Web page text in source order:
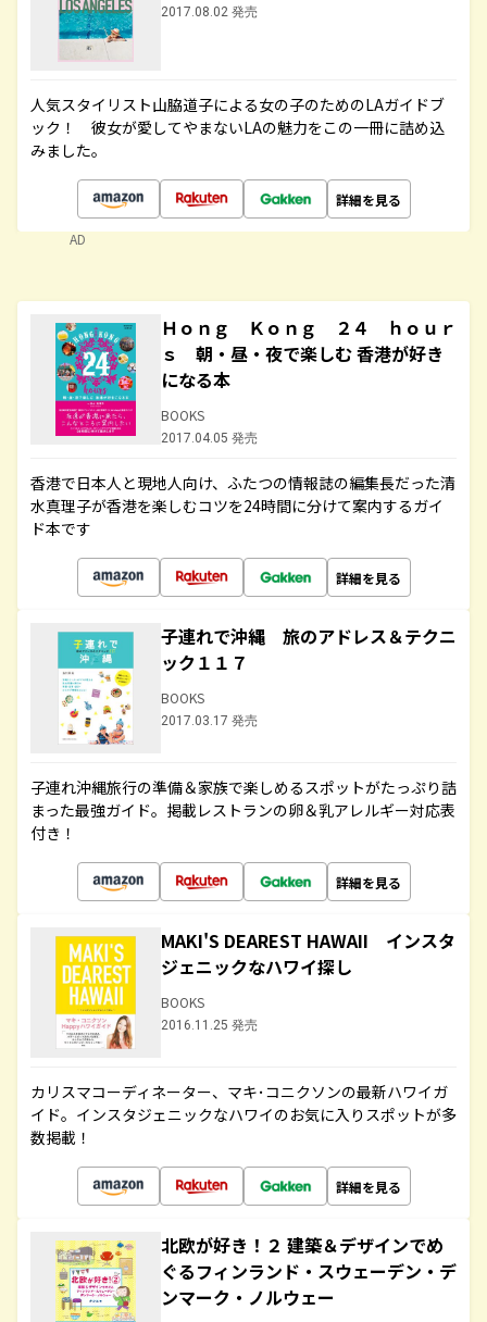
2017.08.02 発売
人気スタイリスト山脇道子による女の子のためのLAガイドブ
ック！ 彼女が愛してやまないLAの魅力をこの一冊に詰め込
みました。
詳細を見る
AD
Ｈｏｎｇ Ｋｏｎｇ ２４ ｈｏｕｒ
ｓ 朝・昼・夜で楽しむ 香港が好き
になる本
BOOKS
2017.04.05 発売
香港で日本人と現地人向け、ふたつの情報誌の編集長だった清
水真理子が香港を楽しむコツを24時間に分けて案内するガイ
ド本です
詳細を見る
子連れで沖縄 旅のアドレス＆テクニ
ック１１７
BOOKS
2017.03.17 発売
子連れ沖縄旅行の準備＆家族で楽しめるスポットがたっぷり詰
まった最強ガイド。掲載レストランの卵＆乳アレルギー対応表
付き！
詳細を見る
MAKI'S DEAREST HAWAII インスタ
ジェニックなハワイ探し
BOOKS
2016.11.25 発売
カリスマコーディネーター、マキ･コニクソンの最新ハワイガ
イド。インスタジェニックなハワイのお気に入りスポットが多
数掲載！
詳細を見る
北欧が好き！２ 建築＆デザインでめ
ぐるフィンランド・スウェーデン・デ
ンマーク・ノルウェー